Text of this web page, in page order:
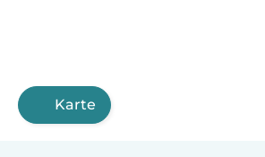
Karte